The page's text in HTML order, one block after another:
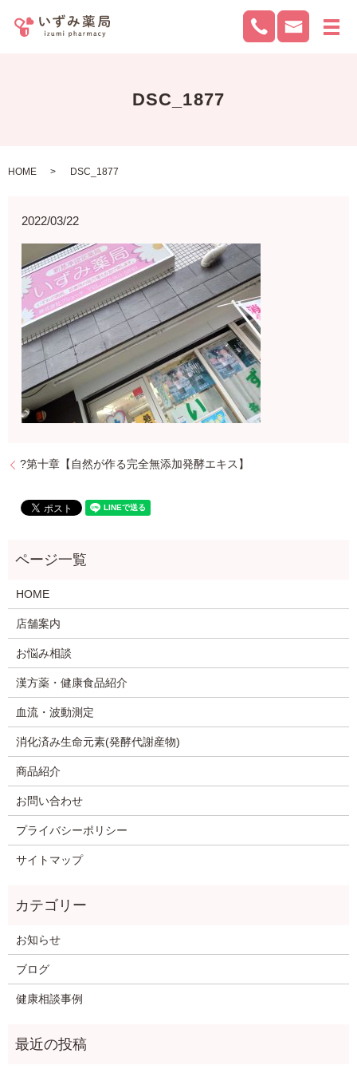
メ
DSC_1877
HOME DSC_1877
2022/03/22
?第十章【自然が作る完全無添加発酵エキス】
HOME
店舗案内
お悩み相談
漢方薬・健康食品紹介
血流・波動測定
消化済み生命元素(発酵代謝産物)
商品紹介
お問い合わせ
プライバシーポリシー
サイトマップ
お知らせ
ブログ
健康相談事例